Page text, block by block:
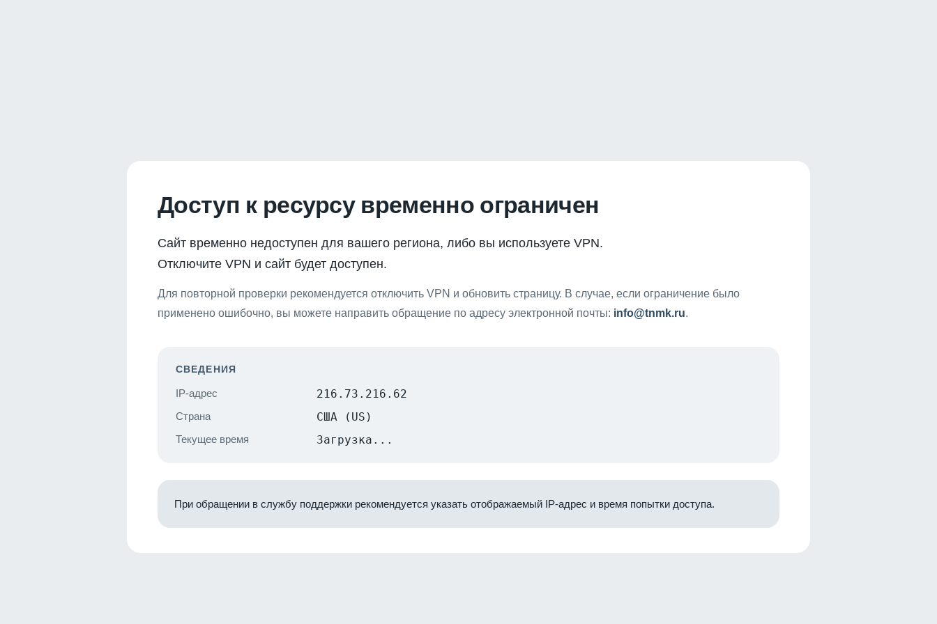
Доступ к ресурсу временно ограничен
Сайт временно недоступен для вашего региона, либо вы используете VPN.
Отключите VPN и сайт будет доступен.
Для повторной проверки рекомендуется отключить VPN и обновить страницу. В случае, если ограничение было
применено ошибочно, вы можете направить обращение по адресу электронной почты: info@tnmk.ru.
СВЕДЕНИЯ
IP-адрес 216.73.216.62
Страна США (US)
Текущее время Загрузка...
При обращении в службу поддержки рекомендуется указать отображаемый IP-адрес и время попытки доступа.